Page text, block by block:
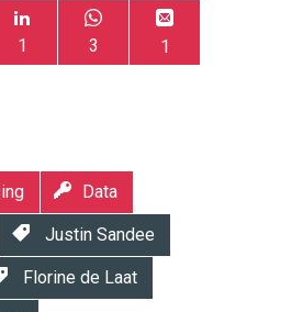
1 3 1
Data
Justin Sandee
Florine de Laat